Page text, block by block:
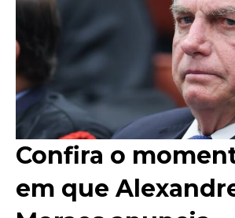
Confira o
em que